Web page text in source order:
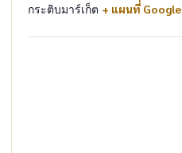
กระติบมาร์เก็ต + แผนที่ Google